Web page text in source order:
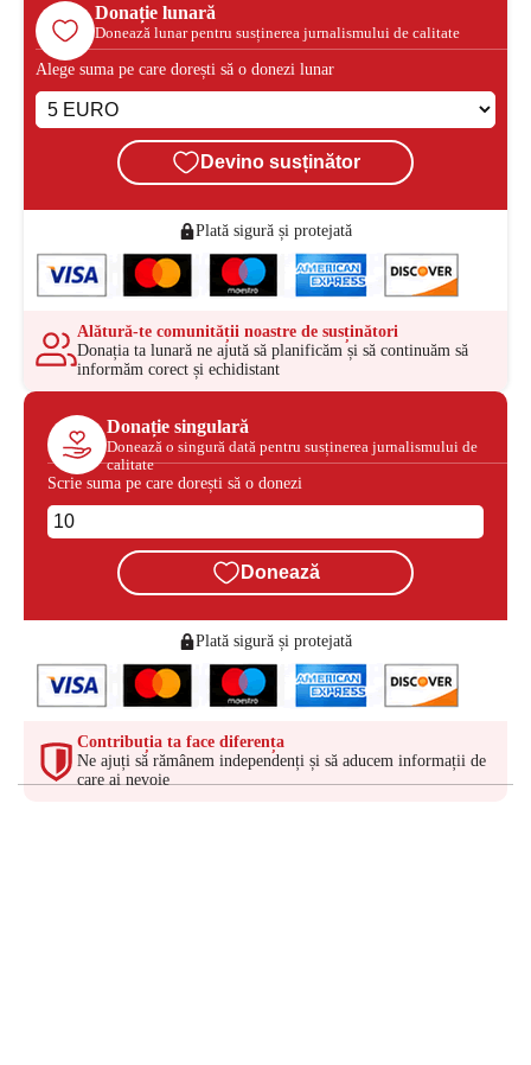
Donație lunară
Donează lunar pentru susținerea jurnalismului de calitate
Alege suma pe care dorești să o donezi lunar
Devino susținător
Plată sigură și protejată
Alătură-te comunității noastre de susținători
Donația ta lunară ne ajută să planificăm și să continuăm să
informăm corect și echidistant
Donație singulară
Donează o singură dată pentru susținerea jurnalismului de
calitate
Scrie suma pe care dorești să o donezi
Donează
Plată sigură și protejată
Contribuția ta face diferența
Ne ajuți să rămânem independenți și să aducem informații de
care ai nevoie